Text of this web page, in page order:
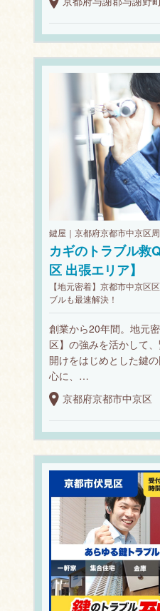
鍵屋｜京都府京都市中京区
カギのトラブル救
区 出張エリア】
【地元密着】京都市中京区
ブルも最速解決！
創業から20年間。地元
区】の強みを活かして
開けをはじめとした鍵
心に、…
京都府京都市中京区